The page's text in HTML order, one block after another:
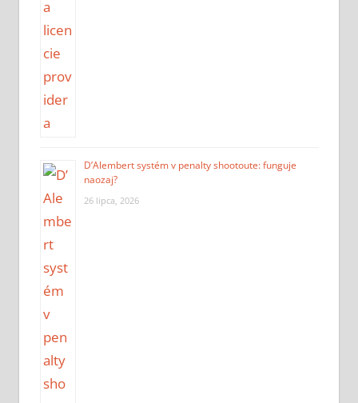
D’Alembert systém v penalty shootoute: funguje
naozaj?
26 lipca, 2026